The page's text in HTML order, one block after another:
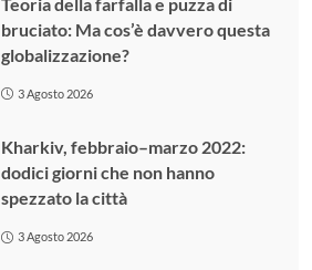
bruciato: Ma cos’è davvero questa
globalizzazione?
3 Agosto 2026
Kharkiv, febbraio–marzo 2022:
dodici giorni che non hanno
spezzato la città
3 Agosto 2026